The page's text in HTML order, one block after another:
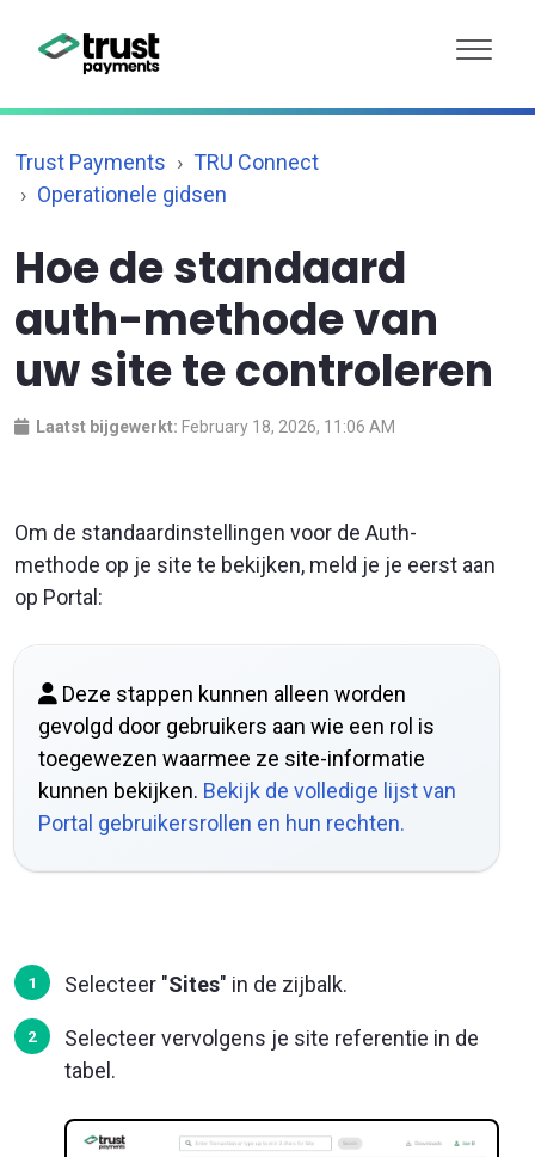
Trust Payments
TRU Connect
Operationele gidsen
Hoe de standaard
auth-methode van
uw site te controleren
Laatst bijgewerkt: February 18, 2026, 11:06 AM
Om de standaardinstellingen voor de Auth-
methode op je site te bekijken, meld je je eerst aan
op Portal:
Deze stappen kunnen alleen worden
gevolgd door gebruikers aan wie een rol is
toegewezen waarmee ze site-informatie
kunnen bekijken. Bekijk de volledige lijst van
Portal gebruikersrollen en hun rechten.
Selecteer "Sites" in de zijbalk.
Selecteer vervolgens je site referentie in de
tabel.